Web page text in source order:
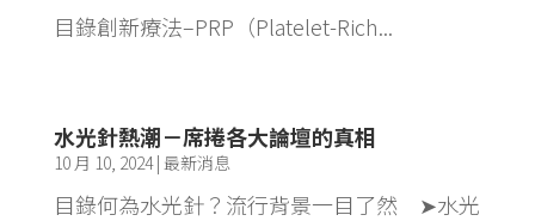
目錄創新療法–PRP（Platelet-Rich...
水光針熱潮－席捲各大論壇的真相
10 月 10, 2024| 最新消息
目錄何為水光針？流行背景一目了然 ➤水光